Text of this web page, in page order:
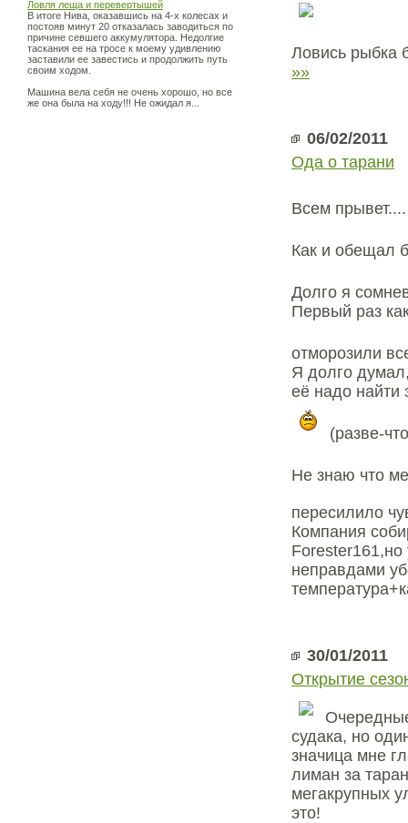
Ловля леща и перевертышей
В итоге Нива, оказавшись на 4-х колесах и
постояв минут 20 отказалась заводиться по
причине севшего аккумулятора. Недолгие
таскания ее на тросе к моему удивлению
заставили ее завестись и продолжить путь
своим ходом.
Машина вела себя не очень хорошо, но все
же она была на ходу!!! Не ожидал я...
Ловись рыбка
»»
06/02/2011
Ода о тарани
Всем прывет....
Как и обещал
Долго я
Первый раз
отморозили
Я долго
её надо найти
(разве-
Не знаю что
пересилило
Компания
неправдами
30/01/2011
Открытие
судака, но
значица мне
лиман за
мегакрупных
это!